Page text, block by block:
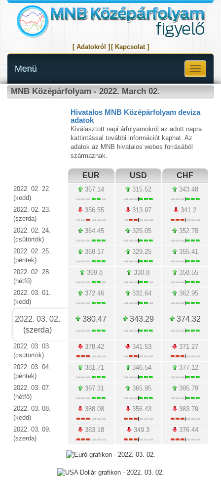
[ Adatokról ] [ Kapcsolat ]
Toggle
Menü
MNB Középárfolyam - 2022. March 02.
Hivatalos MNB Középárfolyam deviza
adatok
Kiválasztott napi árfolyamokról az adott napra
kattintással további információt kaphat. Az
adatok az MNB hivatalos webes forrásából
származnak.
EUR USD CHF
2022. 02. 22.
(kedd)
357.14 315.52 343.48
2022. 02. 23.
(szerda)
356.55 313.97 341.2
2022. 02. 24.
(csütörtök)
364.45 325.05 352.78
2022. 02. 25.
(péntek)
368.17 329.25 355.41
2022. 02. 28.
(hétfő)
369.8 330.8 358.55
2022. 03. 01.
(kedd)
372.46 332.64 362.95
2022. 03. 02.
(szerda)
380.47 343.29 374.32
2022. 03. 03.
(csütörtök)
378.42 341.53 371.27
2022. 03. 04.
(péntek)
381.71 346.54 377.12
2022. 03. 07.
(hétfő)
397.31 365.95 395.79
2022. 03. 08.
(kedd)
388.08 356.43 383.79
2022. 03. 09.
(szerda)
383.18 349.3 376.44